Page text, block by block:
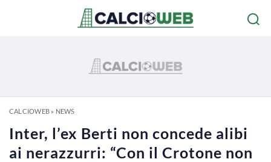
CALCIOWEB» NEWS
Inter, l’ex Berti non concede alibi
ai nerazzurri: “Con il Crotone non